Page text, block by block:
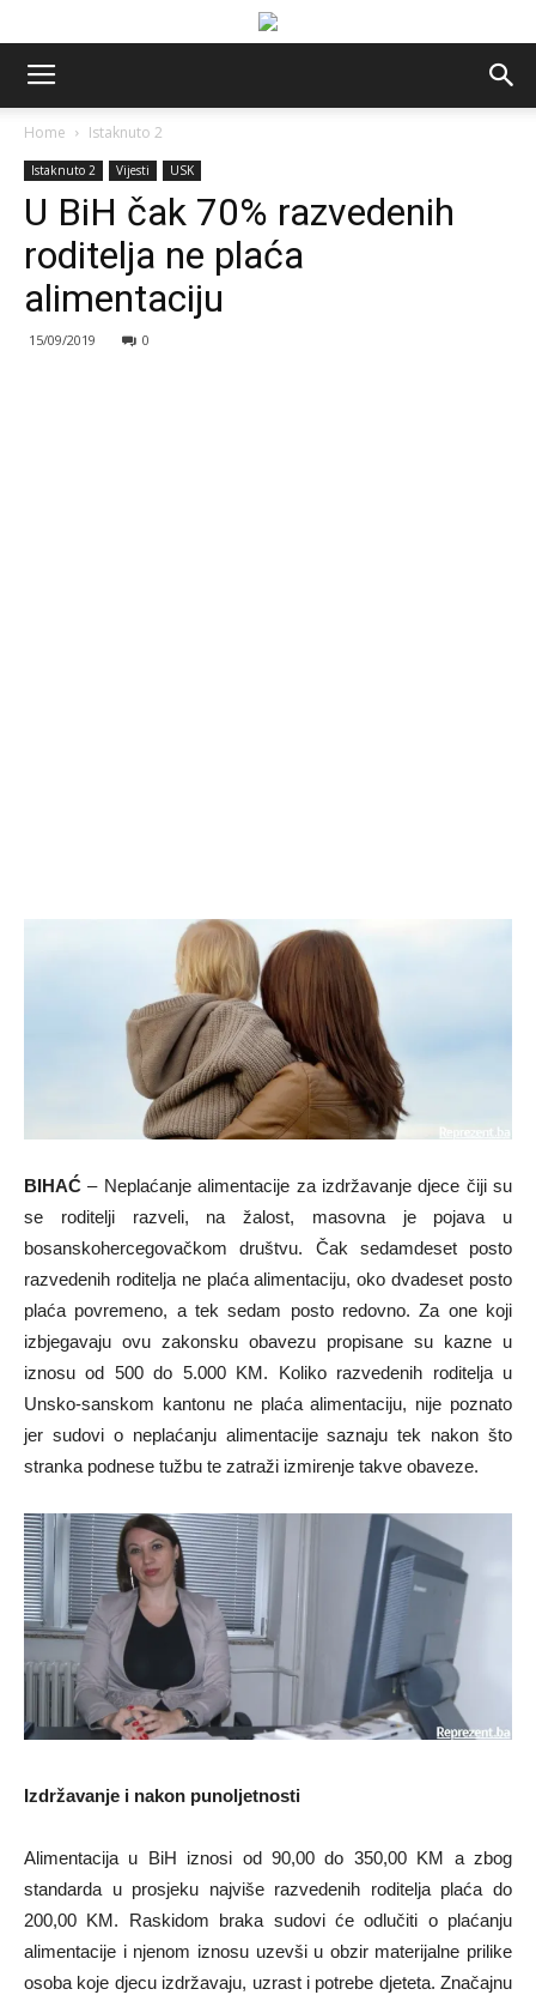
Home Istaknuto 2
Istaknuto 2 Vijesti USK
U BiH čak 70% razvedenih
roditelja ne plaća
alimentaciju
15/09/2019 0
BIHAĆ – Neplaćanje alimentacije za izdržavanje djece čiji su
se roditelji razveli, na žalost, masovna je pojava u
bosanskohercegovačkom društvu. Čak sedamdeset posto
razvedenih roditelja ne plaća alimentaciju, oko dvadeset posto
plaća povremeno, a tek sedam posto redovno. Za one koji
izbjegavaju ovu zakonsku obavezu propisane su kazne u
iznosu od 500 do 5.000 KM. Koliko razvedenih roditelja u
Unsko-sanskom kantonu ne plaća alimentaciju, nije poznato
jer sudovi o neplaćanju alimentacije saznaju tek nakon što
stranka podnese tužbu te zatraži izmirenje takve obaveze.
Izdržavanje i nakon punoljetnosti
Alimentacija u BiH iznosi od 90,00 do 350,00 KM a zbog
standarda u prosjeku najviše razvedenih roditelja plaća do
200,00 KM. Raskidom braka sudovi će odlučiti o plaćanju
alimentacije i njenom iznosu uzevši u obzir materijalne prilike
osoba koje djecu izdržavaju, uzrast i potrebe djeteta. Značajnu